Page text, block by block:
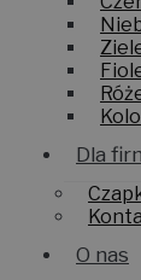
Dla
O nas